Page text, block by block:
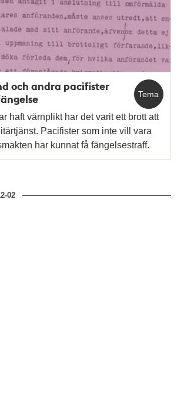
Tema
och andra pacifister
haft värnplikt har det varit ett brott att
Pacifister som inte vill vara
har kunnat få fängelsestraff.
02